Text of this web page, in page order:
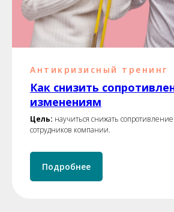
Антикризисный тренинг
Как снизить
изменениям
Цель: научиться снижать
сотрудников компании.
Подробнее